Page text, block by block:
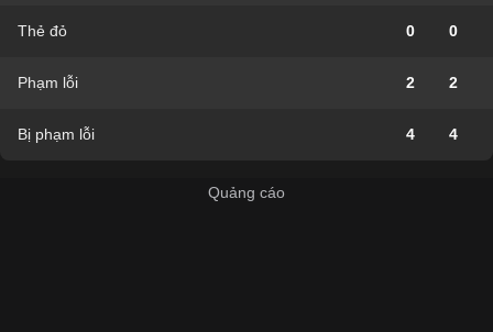
Thẻ đỏ 0 0
Phạm lỗi 2 2
Bị phạm lỗi 4 4